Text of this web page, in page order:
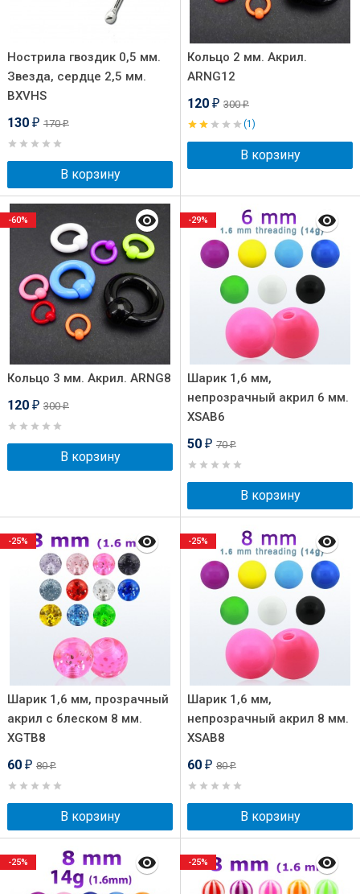
Нострила гвоздик 0,5 мм.
Звезда, сердце 2,5 мм.
BXVHS
130 ₽ 170₽
В корзину
Кольцо 2 мм. Акрил.
ARNG12
120 ₽ 300₽
(1)
В корзину
Кольцо 3 мм. Акрил. ARNG8
120 ₽ 300₽
В корзину
-60%
Шарик 1,6 мм,
непрозрачный акрил 6 мм.
XSAB6
50 ₽ 70₽
В корзину
-29%
Шарик 1,6 мм, прозрачный
акрил с блеском 8 мм.
XGTB8
60 ₽ 80₽
В корзину
-25%
Шарик 1,6 мм,
непрозрачный акрил 8 мм.
XSAB8
60 ₽ 80₽
В корзину
-25%
-25% -25%